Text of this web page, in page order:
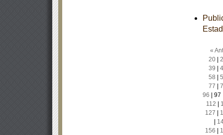
«
20|
39
58
77
96
97
112
127
156